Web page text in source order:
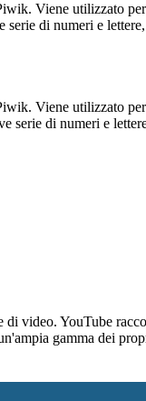
Viene utilizzato
di numeri e
Viene utilizzato
serie di numeri e
video. YouTube
gamma dei